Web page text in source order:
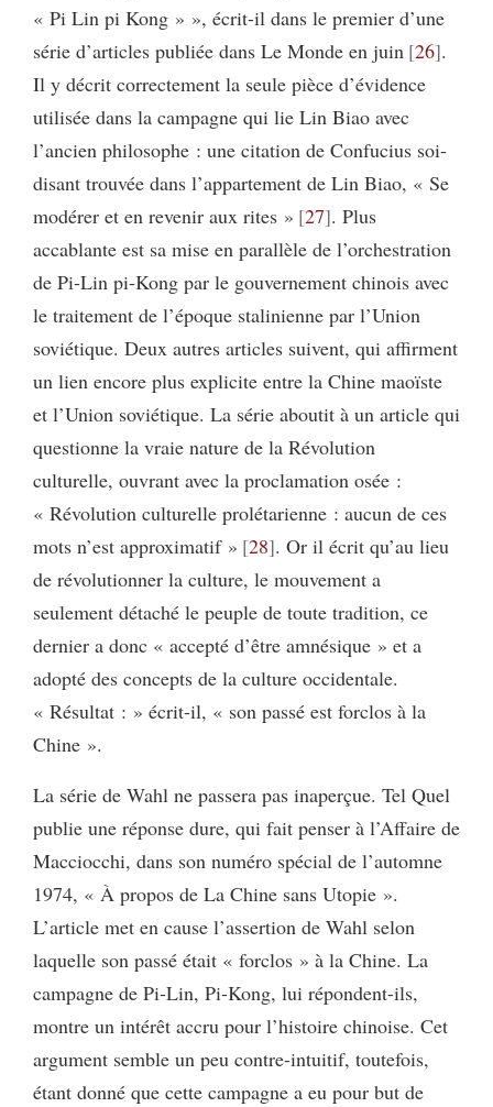
« Pi Lin pi Kong » », écrit-il dans le premier d’une
série d’articles publiée dans Le Monde en juin 26 .
Il y décrit correctement la seule pièce d’évidence
utilisée dans la campagne qui lie Lin Biao avec
l’ancien philosophe : une citation de Confucius soi-
disant trouvée dans l’appartement de Lin Biao, « Se
modérer et en revenir aux rites » 27 . Plus
accablante est sa mise en parallèle de l’orchestration
de Pi-Lin pi-Kong par le gouvernement chinois avec
le traitement de l’époque stalinienne par l’Union
soviétique. Deux autres articles suivent, qui affirment
un lien encore plus explicite entre la Chine maoïste
et l’Union soviétique. La série aboutit à un article qui
questionne la vraie nature de la Révolution
culturelle, ouvrant avec la proclamation osée :
« Révolution culturelle prolétarienne : aucun de ces
mots n’est approximatif » 28 . Or il écrit qu’au lieu
de révolutionner la culture, le mouvement a
seulement détaché le peuple de toute tradition, ce
dernier a donc « accepté d’être amnésique » et a
adopté des concepts de la culture occidentale.
« Résultat : » écrit-il, « son passé est forclos à la
Chine ».
La série de Wahl ne passera pas inaperçue. Tel Quel
publie une réponse dure, qui fait penser à l’Affaire de
Macciocchi, dans son numéro spécial de l’automne
1974, « À propos de La Chine sans Utopie ».
L’article met en cause l’assertion de Wahl selon
laquelle son passé était « forclos » à la Chine. La
campagne de Pi-Lin, Pi-Kong, lui répondent-ils,
montre un intérêt accru pour l’histoire chinoise. Cet
argument semble un peu contre-intuitif, toutefois,
étant donné que cette campagne a eu pour but de